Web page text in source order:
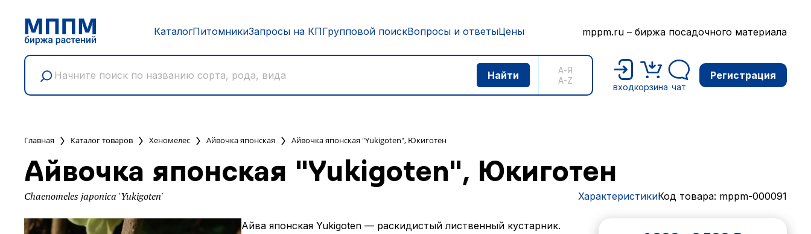
КаталогПитомникиЗапросы на КПГрупповой поискВопросы и ответыЦены mppm.ru – биржа посадочного материала
А-Я
A-Z
входкорзина чат
Регистрация
Главная Каталог товаров Хеномелес Айвочка японская Айвочка японская "Yukigoten", Юкиготен
Айвочка японская "Yukigoten", Юкиготен
Chaenomeles japonica 'Yukigoten' ХарактеристикиКод товара: mppm-000091
Айва японская Yukigoten — раскидистый лиственный кустарник.